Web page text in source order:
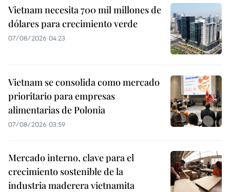
Vietnam necesita 700 mil millones de
dólares para crecimiento verde
07/08/2026 04:23
Vietnam se consolida como mercado
prioritario para empresas
alimentarias de Polonia
07/08/2026 03:59
Mercado interno, clave para el
crecimiento sostenible de la
industria maderera vietnamita